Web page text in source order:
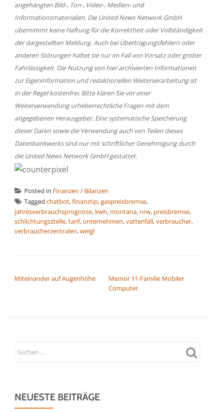
angehängten Bild-, Ton-, Video-, Medien- und
Informationsmaterialien. Die United News Network GmbH
übernimmt keine Haftung für die Korrektheit oder Vollständigkeit
der dargestellten Meldung. Auch bei Übertragungsfehlern oder
anderen Störungen haftet sie nur im Fall von Vorsatz oder grober
Fahrlässigkeit. Die Nutzung von hier archivierten Informationen
zur Eigeninformation und redaktionellen Weiterverarbeitung ist
in der Regel kostenfrei. Bitte klären Sie vor einer
Weiterverwendung urheberrechtliche Fragen mit dem
angegebenen Herausgeber. Eine systematische Speicherung
dieser Daten sowie die Verwendung auch von Teilen dieses
Datenbankwerks sind nur mit schriftlicher Genehmigung durch
die United News Network GmbH gestattet.
Posted in Finanzen / Bilanzen
Tagged chatbot,finanztip,gaspreisbremse,
jahresverbrauchsprognose, kwh, montana, nrw, preisbremse,
schlichtungsstelle,tarif, unternehmen,vattenfall,verbraucher,
verbraucherzentralen,weigl
Miteinander auf Augenhöhe
Memor 11-Familie Mobiler
Computer
NEUESTE BEITRÄGE